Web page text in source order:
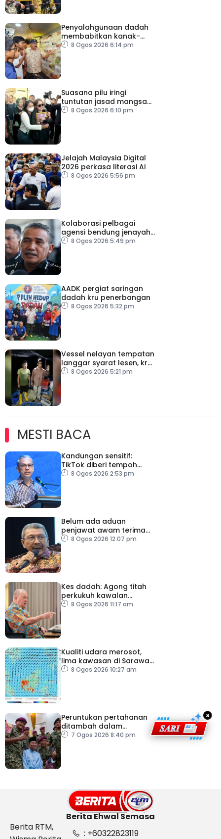
Penyalahgunaan dadah
membabitkan kanak-
kanak di Terengganu
8 Ogos 2026 6:14 pm
Suasana pilu iringi
tuntutan jasad mangsa
tembakan Nonthaburi
8 Ogos 2026 6:10 pm
Jelajah Malaysia Digital
2026 perkasa literasi AI
8 Ogos 2026 5:56 pm
Kolaborasi pelbagai
agensi bendung jenayah
rentas sempadan
8 Ogos 2026 5:49 pm
AADK pergiat saringan
dadah kru penerbangan
8 Ogos 2026 5:32 pm
Vessel nelayan tempatan
langgar syarat lesen, kru
warga indonesia ditahan
8 Ogos 2026 5:21 pm
MESTI BACA
Kandungan sensitif:
TikTok diberi tempoh
perkukuh sistem
8 Ogos 2026 2:53 pm
Belum ada aduan
penjawat awam terima
tekanan daripada ahli
8 Ogos 2026 12:07 pm
Kes dadah: Agong titah
perkukuh kawalan
lapangan terbang, pintu
8 Ogos 2026 11:17 am
Kualiti udara merosot,
lima kawasan di Sarawak
catat IPU tidak sihat
8 Ogos 2026 10:27 am
Peruntukan pertahanan
ditambah dalam
Belanjawan 2027
7 Ogos 2026 8:40 pm
×
Berita Ehwal Semasa
Berita RTM,
: +60322823119